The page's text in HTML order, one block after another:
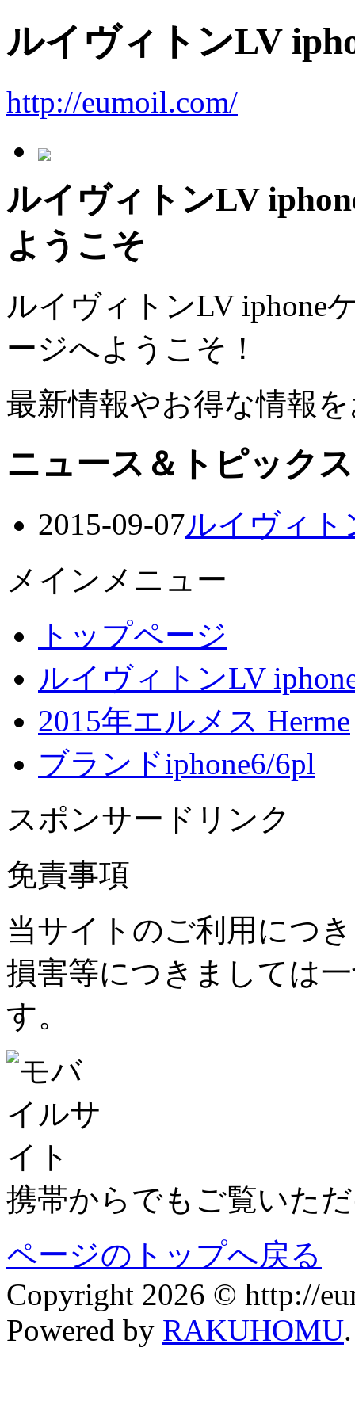
ルイヴィトンLV
http://eumoil.com/
ルイヴィトンLV
ようこそ
ルイヴィトンLV iphone
ージへようこそ！
最新情報やお得な情報
ニュース＆トピックス
2015-09-07ルイヴィト
メインメニュー
トップページ
ルイヴィトンLV
2015年エルメス Herme
ブランドiphone6/6pl
スポンサードリンク
免責事項
当サイトのご利用につ
損害等につきましては
す。
携帯からでもご覧いた
ページのトップへ戻る
Copyright 2026 © http://
Powered by RAKUHOMU.